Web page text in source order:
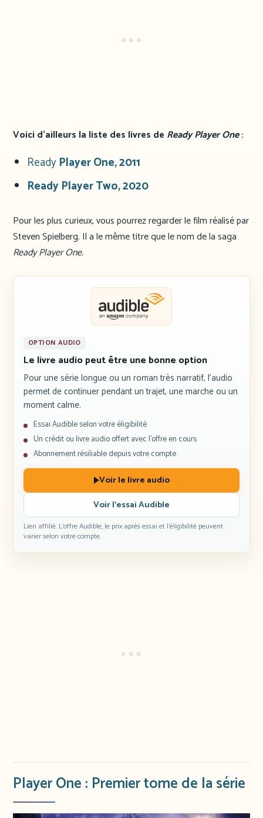
Voici d’ailleurs la liste des livres de Ready Player One:
ReadyPlayer One, 2011
Ready Player Two, 2020
Pour les plus curieux, vous pourrez regarder le film réalisé par
Steven Spielberg. Il a le même titre que le nom de la saga
Ready Player One.
OPTION AUDIO
Le livre audio peut être une bonne option
Pour une série longue ou un roman très narratif, l’audio
permet de continuer pendant un trajet, une marche ou un
moment calme.
Essai Audible selon votre éligibilité
Un crédit ou livre audio offert avec l’offre en cours
Abonnement résiliable depuis votre compte
Voir le livre audio
Voir l’essai Audible
Lien affilié. L’offre Audible, le prix après essai et l’éligibilité peuvent
varier selon votre compte.
Player One : Premier tome de la série